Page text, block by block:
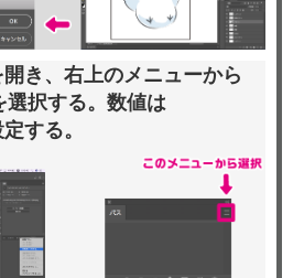
き、右上のメニューから
選択する。数値は
する。